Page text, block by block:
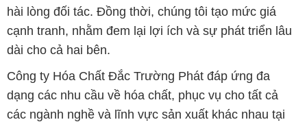
hài lòng đối tác. Đồng thời, chúng tôi tạo mức giá
cạnh tranh, nhằm đem lại lợi ích và sự phát triển lâu
dài cho cả hai bên.
Công ty Hóa Chất Đắc Trường Phát đáp ứng đa
dạng các nhu cầu về hóa chất, phục vụ cho tất cả
các ngành nghề và lĩnh vực sản xuất khác nhau tại